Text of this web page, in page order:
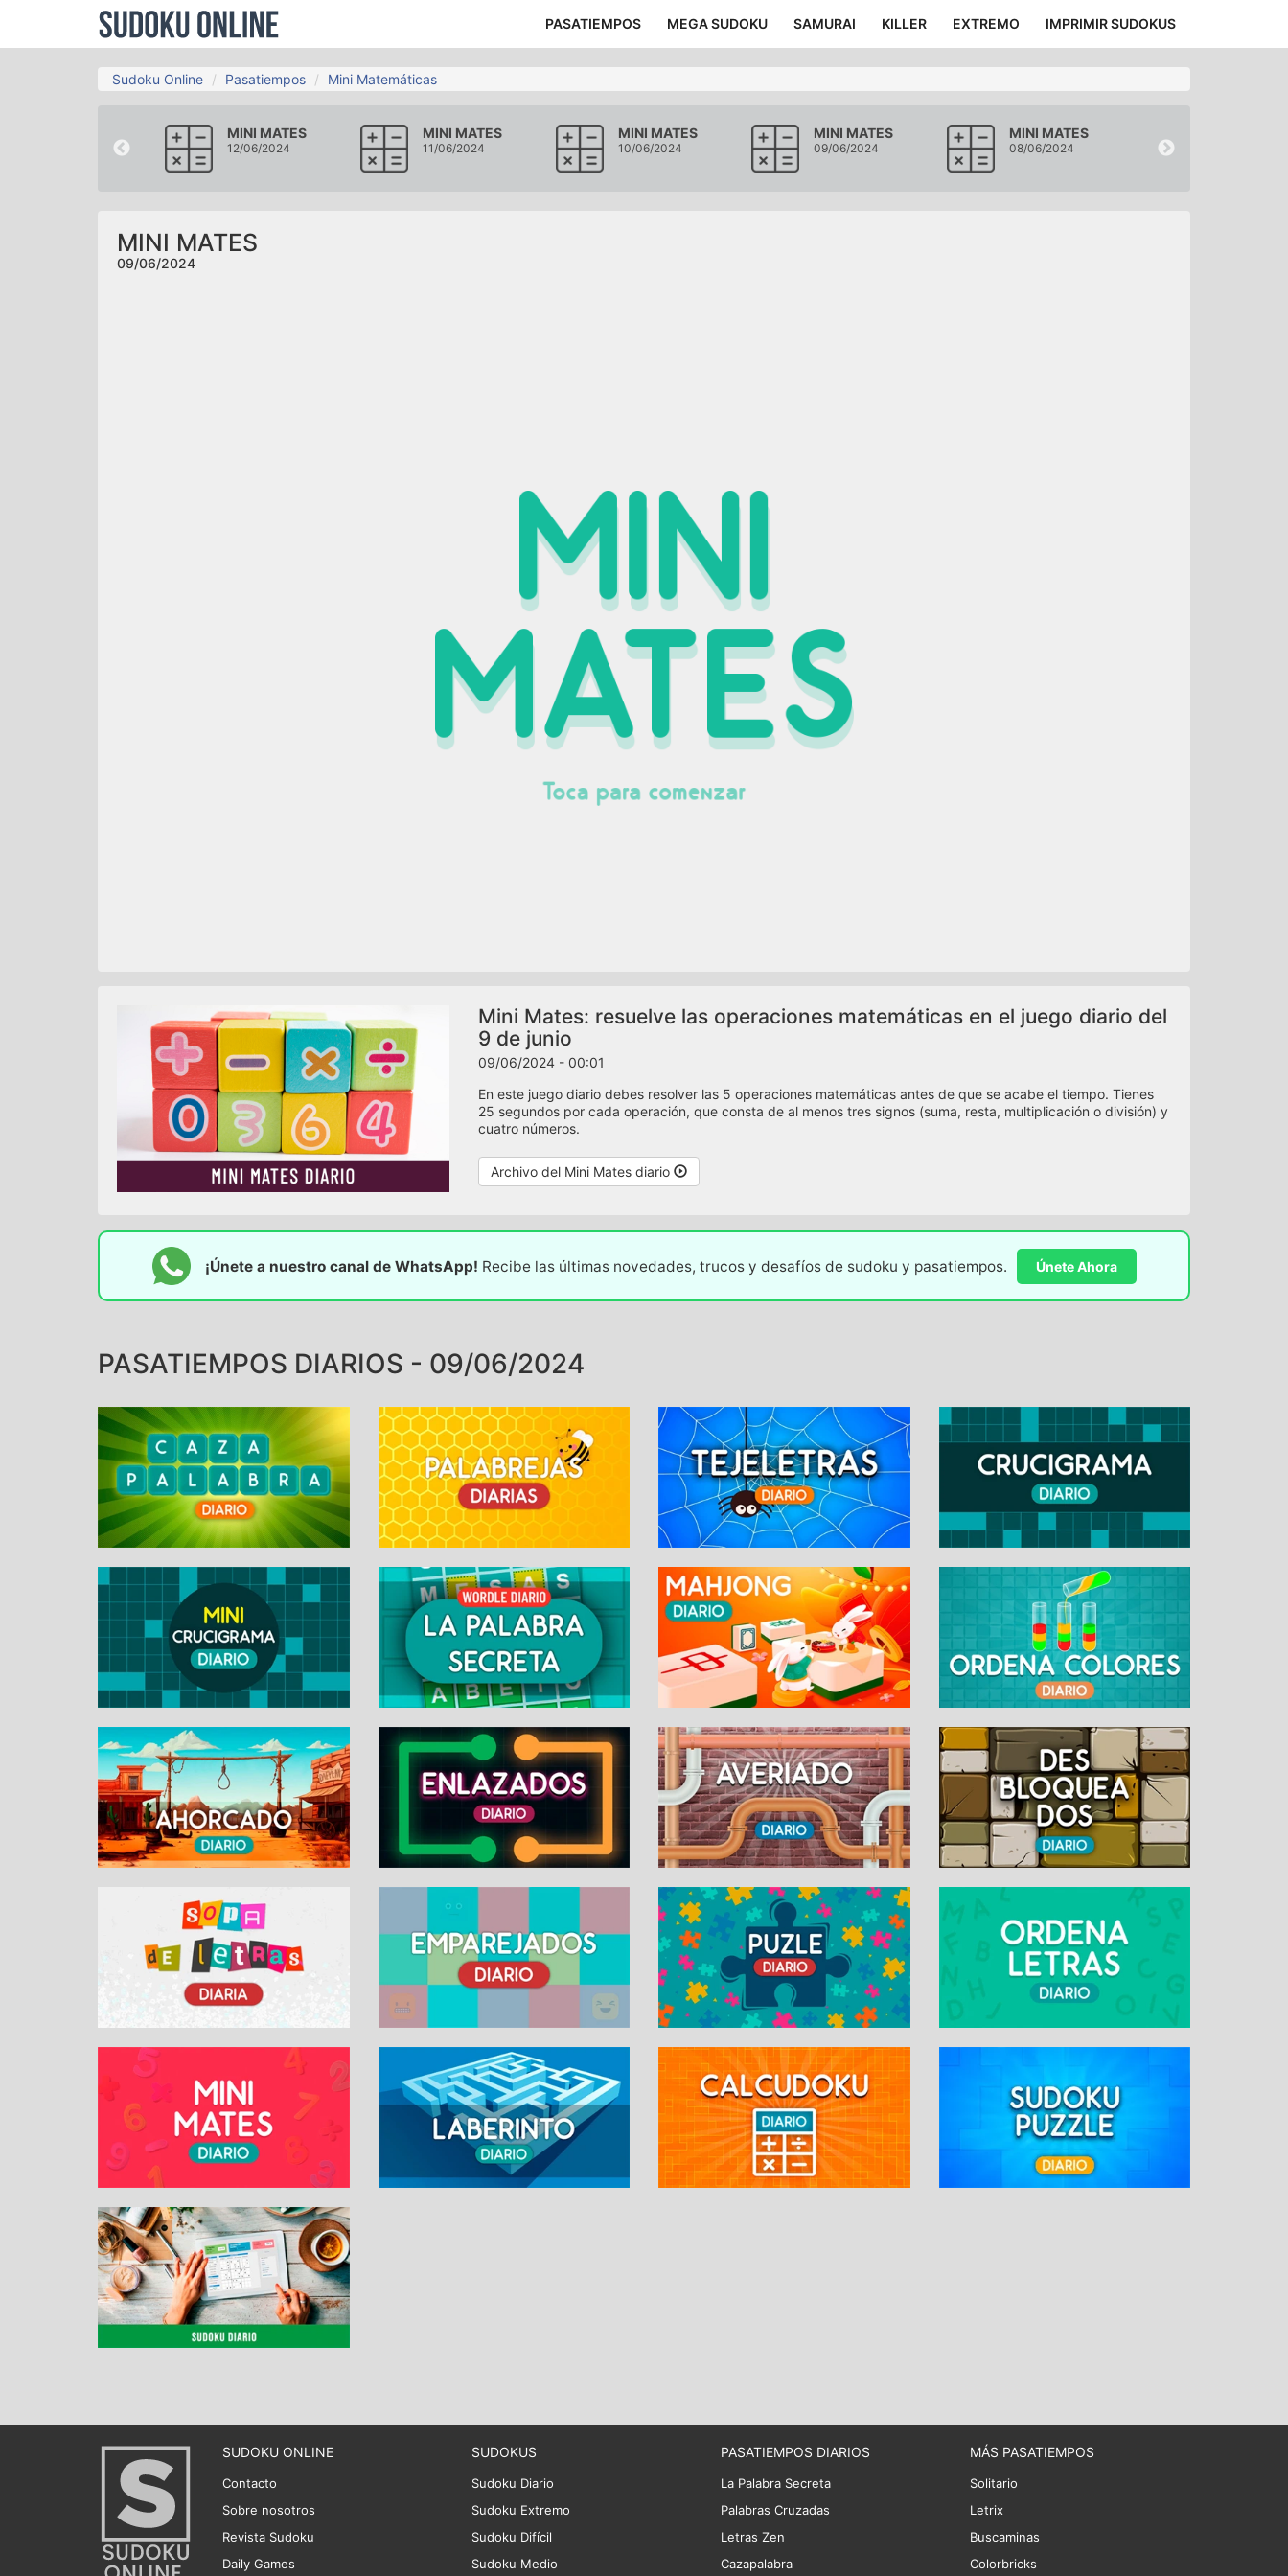
PASATIEMPOS MEGA SUDOKU SAMURAI KILLER EXTREMO IMPRIMIR SUDOKUS
Sudoku Online Pasatiempos Mini Matemáticas
MINI MATES
12/06/2024
MINI MATES
11/06/2024
MINI MATES
10/06/2024
MINI MATES
09/06/2024
MINI MATES
08/06/2024
MINI MATES
09/06/2024
Mini Mates: resuelve las operaciones matemáticas en el juego diario del
9 de junio
09/06/2024 - 00:01
En este juego diario debes resolver las 5 operaciones matemáticas antes de que se acabe el tiempo. Tienes
25 segundos por cada operación, que consta de al menos tres signos (suma, resta, multiplicación o división) y
cuatro números.
Archivo del Mini Mates diario
¡Únete a nuestro canal de WhatsApp! Recibe las últimas novedades, trucos y desafíos de sudoku y pasatiempos. Únete Ahora
PASATIEMPOS DIARIOS - 09/06/2024
SUDOKU ONLINE
Contacto
Sobre nosotros
Revista Sudoku
Daily Games
SUDOKUS
Sudoku Diario
Sudoku Extremo
Sudoku Difícil
Sudoku Medio
PASATIEMPOS DIARIOS
La Palabra Secreta
Palabras Cruzadas
Letras Zen
Cazapalabra
MÁS PASATIEMPOS
Solitario
Letrix
Buscaminas
Colorbricks